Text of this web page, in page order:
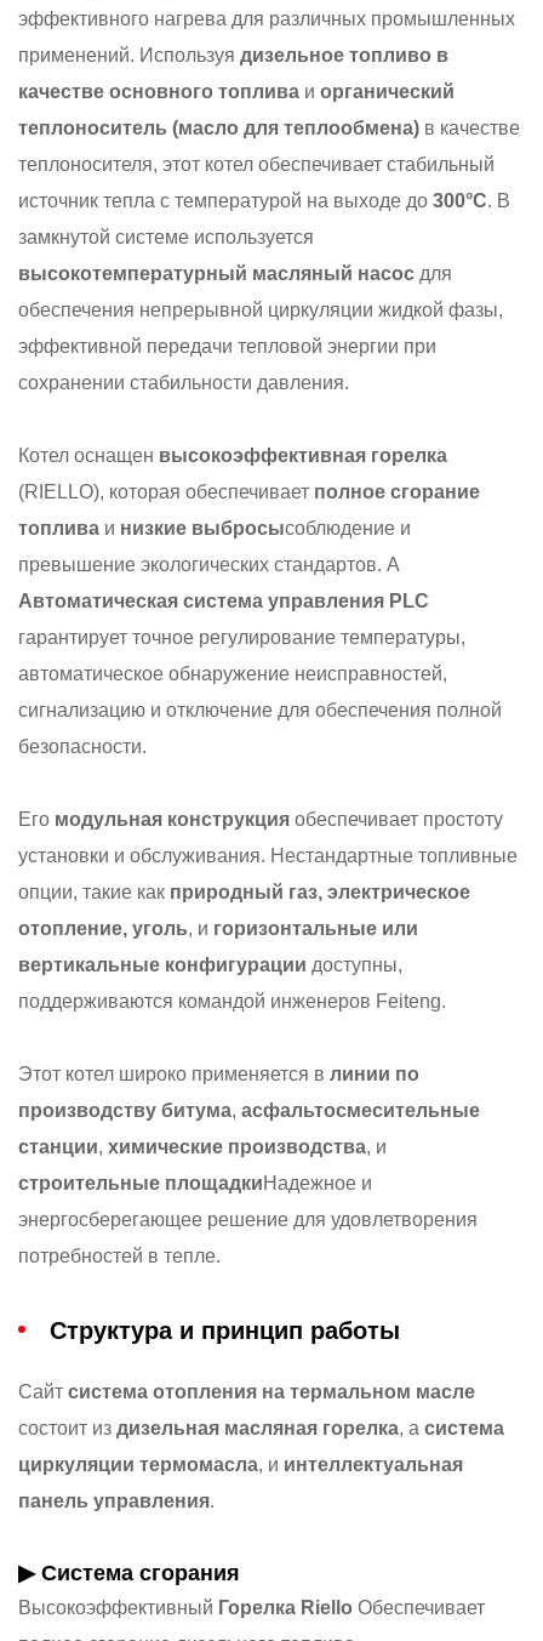
эффективного нагрева для различных промышленных
применений. Используя дизельное топливо в
качестве основного топлива и органический
теплоноситель (масло для теплообмена) в качестве
теплоносителя, этот котел обеспечивает стабильный
источник тепла с температурой на выходе до 300°C. В
замкнутой системе используется
высокотемпературный масляный насос для
обеспечения непрерывной циркуляции жидкой фазы,
эффективной передачи тепловой энергии при
сохранении стабильности давления.
Котел оснащен высокоэффективная горелка
(RIELLO), которая обеспечивает полное сгорание
топлива и низкие выбросысоблюдение и
превышение экологических стандартов. A
Автоматическая система управления PLC
гарантирует точное регулирование температуры,
автоматическое обнаружение неисправностей,
сигнализацию и отключение для обеспечения полной
безопасности.
Его модульная конструкция обеспечивает простоту
установки и обслуживания. Нестандартные топливные
опции, такие как природный газ, электрическое
отопление, уголь, и горизонтальные или
вертикальные конфигурации доступны,
поддерживаются командой инженеров Feiteng.
Этот котел широко применяется в линии по
производству битума, асфальтосмесительные
станции, химические производства, и
строительные площадкиНадежное и
энергосберегающее решение для удовлетворения
потребностей в тепле.
Структура и принцип работы
Сайт система отопления на термальном масле
состоит из дизельная масляная горелка, a система
циркуляции термомасла, и интеллектуальная
панель управления.
▶ Система сгорания
Высокоэффективный Горелка Riello Обеспечивает